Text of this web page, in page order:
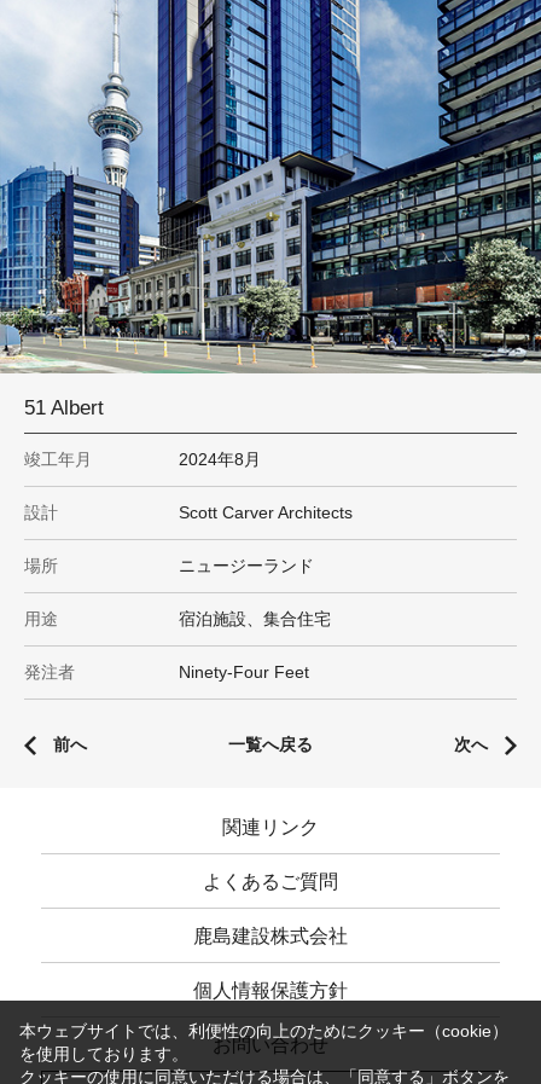
本ウェブサイトでは、利便性の向上のためにクッキー（cookie）
を使用しております。
クッキーの使用に同意いただける場合は、「同意する」ボタンを
51 Albert
竣工年月 2024年8月
設計 Scott Carver Architects
場所 ニュージーランド
用途 宿泊施設、集合住宅
発注者 Ninety-Four Feet
前へ 一覧へ戻る 次へ
関連リンク
よくあるご質問
鹿島建設株式会社
個人情報保護方針
お問い合わせ